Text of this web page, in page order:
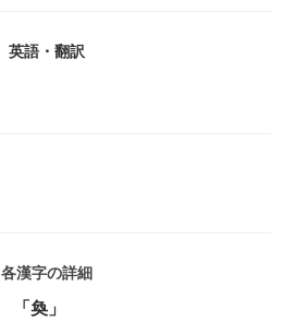
英語・翻訳
各漢字の詳細
「奐」